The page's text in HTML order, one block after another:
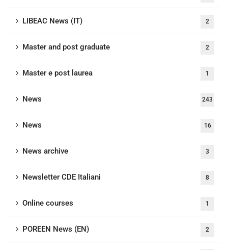
LIBEAC News (IT) 2
Master and post graduate 2
Master e post laurea 1
News 243
News 16
News archive 3
Newsletter CDE Italiani 8
Online courses 1
POREEN News (EN) 2